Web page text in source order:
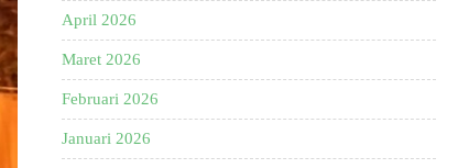
April 2026
Maret 2026
Februari 2026
Januari 2026